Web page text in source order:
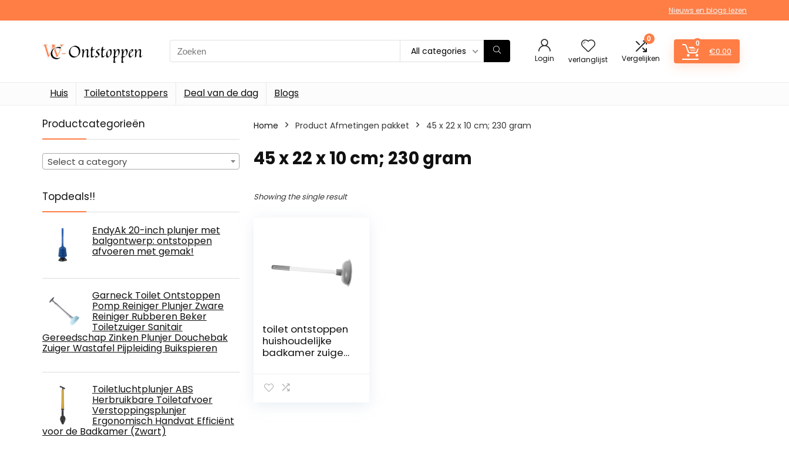
Nieuws en blogs lezen
Search
for:
All categories
Login verlanglijst
0
Vergelijken
0
€0.00
Huis Toiletontstoppers Deal van de dag Blogs
Productcategorieën
Select a category
Topdeals!!
EndyAk 20-inch plunjer met
balgontwerp: ontstoppen
afvoeren met gemak!
Garneck Toilet Ontstoppen
Pomp Reiniger Plunjer Zware
Reiniger Rubberen Beker
Toiletzuiger Sanitair
Gereedschap Zinken Plunjer Douchebak
Zuiger Wastafel Pijpleiding Buikspieren
Toiletluchtplunjer ABS
Herbruikbare Toiletafvoer
Verstoppingsplunjer
Ergonomisch Handvat Efficiënt
voor de Badkamer (Zwart)
Home Product Afmetingen pakket ‎45 x 22 x 10 cm; 230 gram
‎45 x 22 x 10 cm; 230 gram
Showing the single result
toilet ontstoppen
huishoudelijke
badkamer zuiger
gereedschap